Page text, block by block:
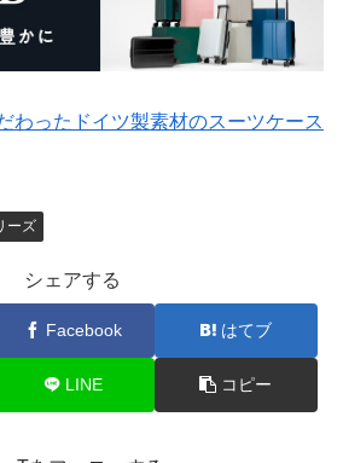
わったドイツ製素材のスーツケース
ーズ
シェアする
Facebook はてブ
LINE コピー